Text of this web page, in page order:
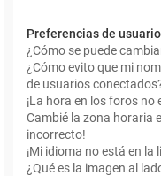
Preferencias de
¿Cómo se puede
¿Cómo evito que mi
de usuarios
¡La hora en los foros no
Cambié la zona horaria
incorrecto!
¡Mi idioma no está en la
¿Qué es la imagen al